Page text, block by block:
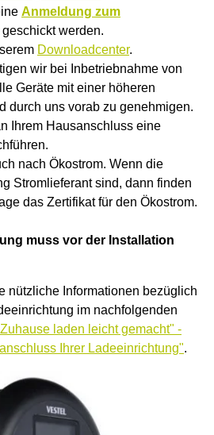
Anmeldung zum
werden.
Downloadcenter.
wir bei Inbetriebnahme von
Geräte mit einer höheren
durch uns vorab zu genehmigen.
Ihrem Hausanschluss eine
nach Ökostrom. Wenn die
Stromlieferant sind, dann finden
das Zertifikat für den Ökostrom.
muss vor der Installation
nützliche Informationen bezüglich
im nachfolgenden
Zuhause laden leicht gemacht" -
Ihrer Ladeeinrichtung".